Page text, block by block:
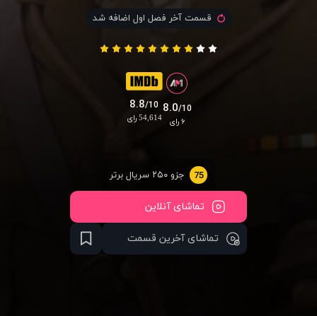
قسمت آخر فصل اول اضافه شد
8.8/10
54,614 رای
8.0/10
۶ رای
تماشای آنلاین
تماشای آخرین قسمت
75 جزو ۲۵۰ سریال برتر